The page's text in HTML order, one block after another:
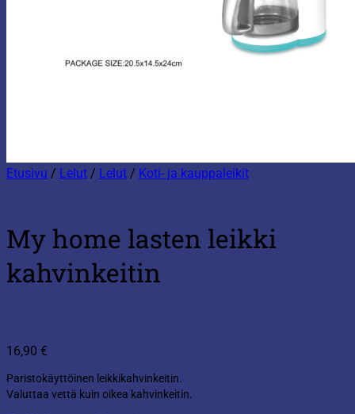
Etusivu / Lelut / Lelut / Koti- ja kauppaleikit
My home lasten leikki
kahvinkeitin
16,90 €
Paristokäyttöinen leikkikahvinkeitin.
Valuttaa vettä kuin oikea kahvinkeitin.